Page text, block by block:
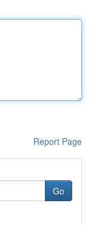
Report Page
Go